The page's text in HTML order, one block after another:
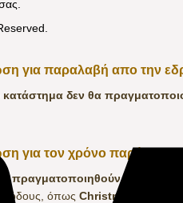
για παραλαβή απο την
δεν θα
για τον χρόνο παράδοσης
πραγματοποιηθούν από 7/8
όπως Christmas